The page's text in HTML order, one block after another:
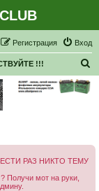
Вход
Регистрация
!!!
РАЗ НИКТО ТЕМУ
Получи мот на руки,